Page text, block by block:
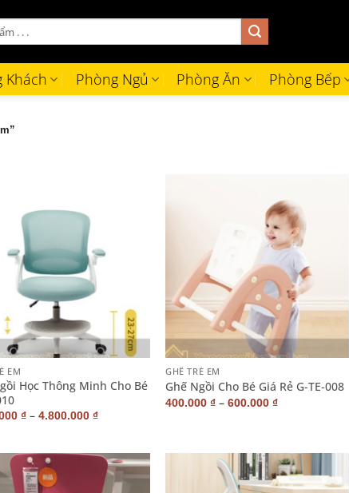
Khách Phòng Ngủ Phòng Ăn Phòng Bếp
EM
Học Thông Minh Cho Bé
₫– 4.800.000 ₫
GHẾ TRẺ EM
Ghế Ngồi Cho Bé Giá Rẻ G-TE-008
400.000₫ –600.000₫